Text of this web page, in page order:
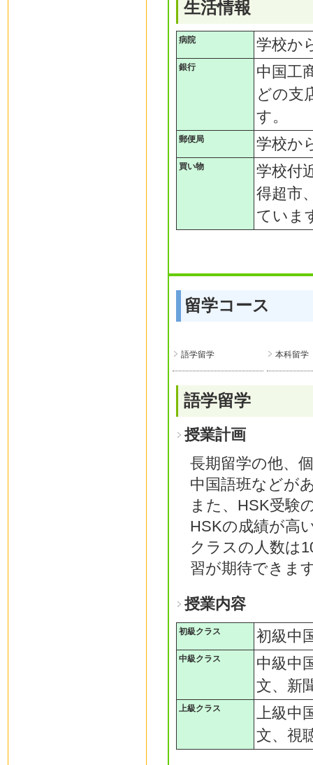
生活情報
病院 学校か
銀行
中国工
どの支
す。
郵便局 学校か
買い物
学校付
得超市
ていま
留学コース
語学留学 本科留学
語学留学
授業計画
長期留学の他、
中国語班などが
また、HSK受験
HSKの成績が高
クラスの人数は
習が期待できま
授業内容
初級クラス 初級中
中級クラス
中級中
文、新
上級クラス
上級中
文、視